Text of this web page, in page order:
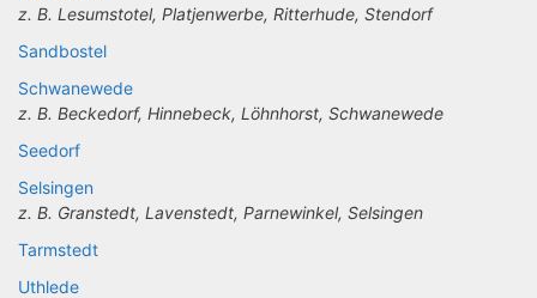
z. B. Lesumstotel, Platjenwerbe, Ritterhude, Stendorf
Sandbostel
Schwanewede
z. B. Beckedorf, Hinnebeck, Löhnhorst, Schwanewede
Seedorf
Selsingen
z. B. Granstedt, Lavenstedt, Parnewinkel, Selsingen
Tarmstedt
Uthlede